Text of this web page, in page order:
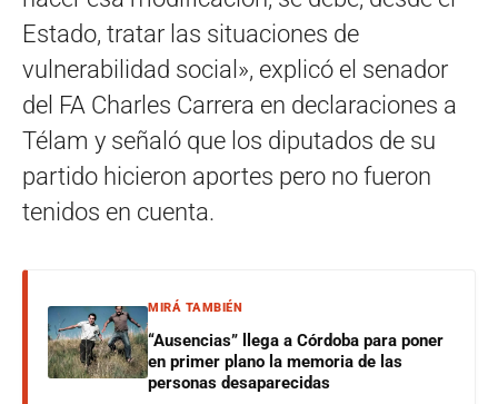
Estado, tratar las situaciones de
vulnerabilidad social», explicó el senador
del FA Charles Carrera en declaraciones a
Télam y señaló que los diputados de su
partido hicieron aportes pero no fueron
tenidos en cuenta.
MIRÁ TAMBIÉN
“Ausencias” llega a Córdoba para poner
en primer plano la memoria de las
personas desaparecidas